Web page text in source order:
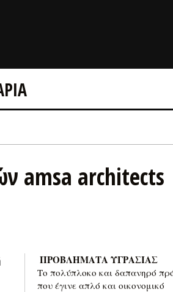
amsa architects
ΠΡΟΒΛΗΜΑΤΑ ΥΓΡΑΣΙΑΣ
Το πολύπλοκο και δαπανηρό
που έγινε απλό και οικονομικό